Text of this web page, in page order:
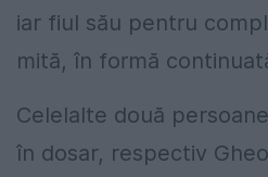
iar fiul său pentru
mită, în formă
Celelalte două
în dosar, respectiv